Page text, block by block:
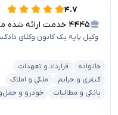
۴.۷
۴۴۴۵ خدمت ارائه شده موفق
وکیل پایه یک کانون وکلای
خانواده
قرارداد و تعهدات
کیفری و جرایم
ملکی و املاک
بانکی و مطالبات
خودرو و